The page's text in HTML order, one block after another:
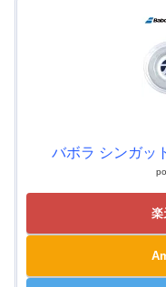
バボラ シンガッ
楽